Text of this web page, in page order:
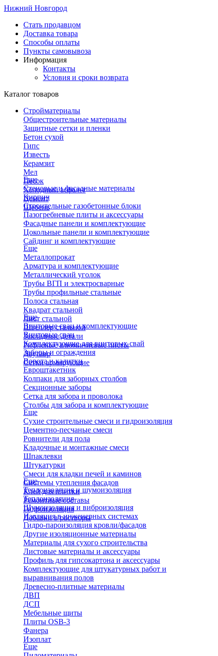
Нижний Новгород
Стать продавцом
Доставка товара
Способы оплаты
Пункты самовывоза
Информация
Контакты
Условия и сроки возврата
Каталог товаров
Стройматериалы
Общестроительные материалы
Защитные сетки и пленки
Бетон сухой
Гипс
Известь
Керамзит
Мел
Песок
Холодный асфальт
Цемент
Щебень
Еще
Стеновые и фасадные материалы
Кирпич
Строительные газобетонные блоки
Пазогребневые плиты и аксессуары
Фасадные панели и комплектующие
Цокольные панели и комплектующие
Сайдинг и комплектующие
Еще
Металлопрокат
Арматура и комплектующие
Металлический уголок
Трубы ВГП и электросварные
Трубы профильные стальные
Полоса стальная
Квадрат стальной
Лист стальной
Швеллер стальной
Закладные детали
Рифленые алюминиевые листы
Двутавр
Сетки армирующие
Еще
Винтовые сваи и комплектующие
Винтовые сваи
Комплектующие для винтовых свай
Заборы и ограждения
Ворота и калитки
Евроштакетник
Колпаки для заборных столбов
Секционные заборы
Сетка для забора и проволока
Столбы для забора и комплектующие
Еще
Сухие строительные смеси и гидроизоляция
Цементно-песчаные смеси
Ровнители для пола
Кладочные и монтажные смеси
Шпаклевки
Штукатурки
Смеси для кладки печей и каминов
Системы утепления фасадов
Клей для плитки
Ремонтные составы
Гидроизоляция
Добавки в растворы
Еще
Теплоизоляция и шумоизоляция
Теплоизоляция
Шумоизоляция и виброизоляция
Изоляция в инженерных системах
Гидро-пароизоляция кровли/фасадов
Другие изоляционные материалы
Материалы для сухого строительства
Листовые материалы и аксессуары
Профиль для гипсокартона и аксессуары
Комплектующие для штукатурных работ и
выравнивания полов
Древесно-плитные материалы
ДВП
ДСП
Мебельные щиты
Плиты OSB-3
Фанера
Изоплат
Еще